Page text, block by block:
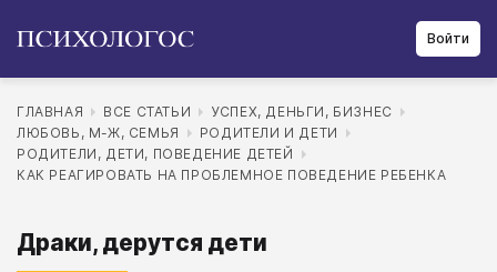
Войти
ГЛАВНАЯ ВСЕ СТАТЬИ
УСПЕХ, ДЕНЬГИ, БИЗНЕС
ЛЮБОВЬ, М-Ж, СЕМЬЯ
РОДИТЕЛИ И ДЕТИ
РОДИТЕЛИ, ДЕТИ, ПОВЕДЕНИЕ ДЕТЕЙ
КАК РЕАГИРОВАТЬ НА ПРОБЛЕМНОЕ ПОВЕДЕНИЕ РЕБЕНКА
Драки, дерутся дети